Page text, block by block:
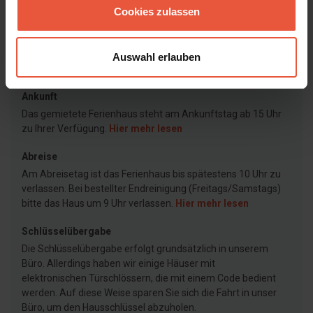
Cookies zulassen
Auswahl erlauben
Feriekompagniet
Ankunft
Das gemietete Ferienhaus steht am Ankunftstag ab 15 Uhr
zu Ihrer Verfügung.
Hier mehr lesen
Abreise
Am Abreisetag ist das Ferienhaus bis spätestens 10 Uhr zu
verlassen. Bei bestellter Endreinigung (Freitags/Samstags)
bitte das Haus um 9 Uhr verlassen.
Hier mehr lesen
Schlüsselübergabe
Die Schlüsselübergabe erfolgt grundsätzlich in unserem
Büro. Allerdings haben wir einige Häuser mit
elektronischen Türschlössern, die mit einem Code bedient
werden. Auf diese Weise sparen Sie sich die Fahrt in unser
Büro, um den Hausschlüssel abzuholen.